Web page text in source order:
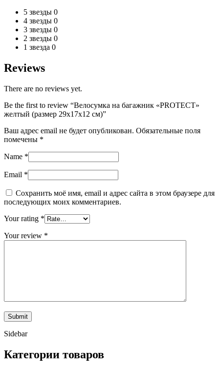
5 звезды 0
4 звезды 0
3 звезды 0
2 звезды 0
1 звезда 0
Reviews
There are no reviews yet.
Be the first to review “Велосумка на багажник «PROTECT»
желтый (размер 29х17х12 см)”
Ваш адрес email не будет опубликован. Обязательные поля
помечены *
Name *
Email *
Сохранить моё имя, email и адрес сайта в этом браузере для
последующих моих комментариев.
Your rating *
Your review *
Sidebar
Категории товаров